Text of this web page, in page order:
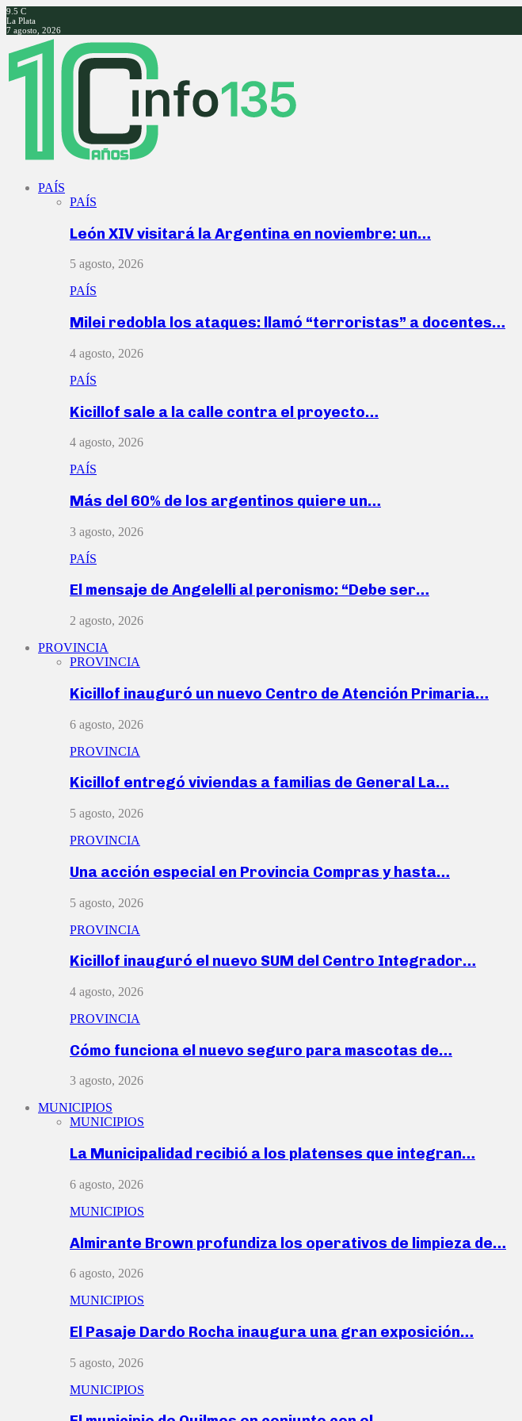
9.5 C
La Plata
7 agosto, 2026
Facebook
Twitter
Instagram
Youtube
PAÍS
PAÍS
León XIV visitará la Argentina en noviembre: un…
5 agosto, 2026
PAÍS
Milei redobla los ataques: llamó “terroristas” a docentes…
4 agosto, 2026
PAÍS
Kicillof sale a la calle contra el proyecto…
4 agosto, 2026
PAÍS
Más del 60% de los argentinos quiere un…
3 agosto, 2026
PAÍS
El mensaje de Angelelli al peronismo: “Debe ser…
2 agosto, 2026
PROVINCIA
PROVINCIA
Kicillof inauguró un nuevo Centro de Atención Primaria…
6 agosto, 2026
PROVINCIA
Kicillof entregó viviendas a familias de General La…
5 agosto, 2026
PROVINCIA
Una acción especial en Provincia Compras y hasta…
5 agosto, 2026
PROVINCIA
Kicillof inauguró el nuevo SUM del Centro Integrador…
4 agosto, 2026
PROVINCIA
Cómo funciona el nuevo seguro para mascotas de…
3 agosto, 2026
MUNICIPIOS
MUNICIPIOS
La Municipalidad recibió a los platenses que integran…
6 agosto, 2026
MUNICIPIOS
Almirante Brown profundiza los operativos de limpieza de…
6 agosto, 2026
MUNICIPIOS
El Pasaje Dardo Rocha inaugura una gran exposición…
5 agosto, 2026
MUNICIPIOS